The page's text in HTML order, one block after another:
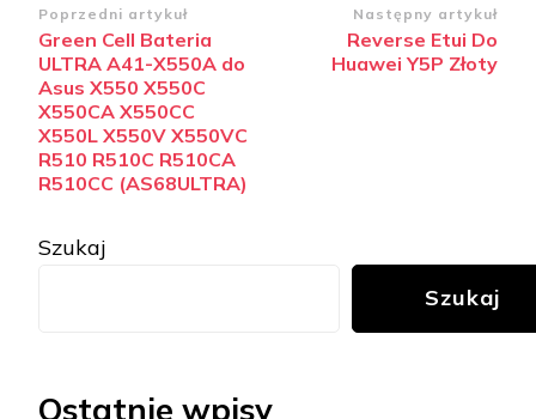
Zobacz
wpisy
Poprzedni artykuł
Green Cell Bateria
ULTRA A41-X550A do
Asus X550 X550C
X550CA X550CC
X550L X550V X550VC
R510 R510C R510CA
R510CC (AS68ULTRA)
Następny artykuł
Reverse Etui Do
Huawei Y5P Złoty
Szukaj
Szukaj
Ostatnie wpisy